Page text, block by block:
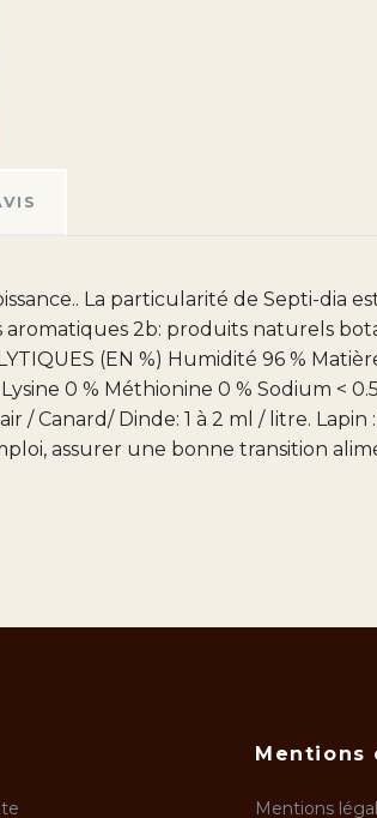
La particularité de Septi-dia
aromatiques 2b: produits naturels
(EN %) Humidité 96 %
0 % Méthionine 0 % Sodium <
/ Canard/ Dinde: 1 à 2 ml / litre.
assurer une bonne transition
Mentions
Mentions